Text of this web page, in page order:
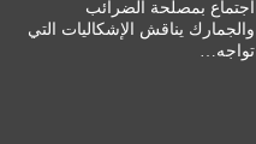
اجتماع بمصلحة الضرائب
والجمارك يناقش الإشكاليات التي
تواجه…